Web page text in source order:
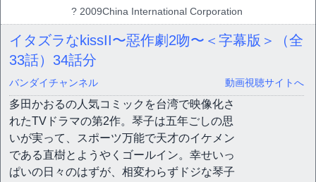
? 2009China International Corporation
イタズラなkissII〜惡作劇2吻〜＜字幕版＞（全
33話） 34話分
バンダイチャンネル 動画視聴サイトへ
多田かおるの人気コミックを台湾で映像化さ
れたTVドラマの第2作。琴子は五年ごしの思
いが実って、スポーツ万能で天才のイケメン
である直樹とようやくゴールイン。幸せいっ
ぱいの日々のはずが、相変わらずドジな琴子